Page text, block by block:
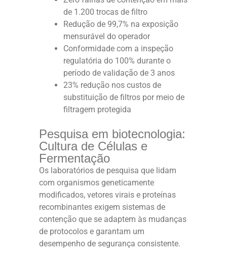
de 1.200 trocas de filtro
Redução de 99,7% na exposição
mensurável do operador
Conformidade com a inspeção
regulatória do 100% durante o
período de validação de 3 anos
23% redução nos custos de
substituição de filtros por meio de
filtragem protegida
Pesquisa em biotecnologia:
Cultura de Células e
Fermentação
Os laboratórios de pesquisa que lidam
com organismos geneticamente
modificados, vetores virais e proteínas
recombinantes exigem sistemas de
contenção que se adaptem às mudanças
de protocolos e garantam um
desempenho de segurança consistente.